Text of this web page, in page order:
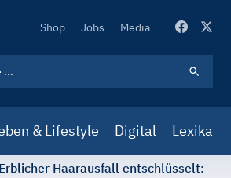
Secondary
Shop Jobs Media
& Lifestyle Digital Lexika
Erblicher Haarausfall entschlüsselt: